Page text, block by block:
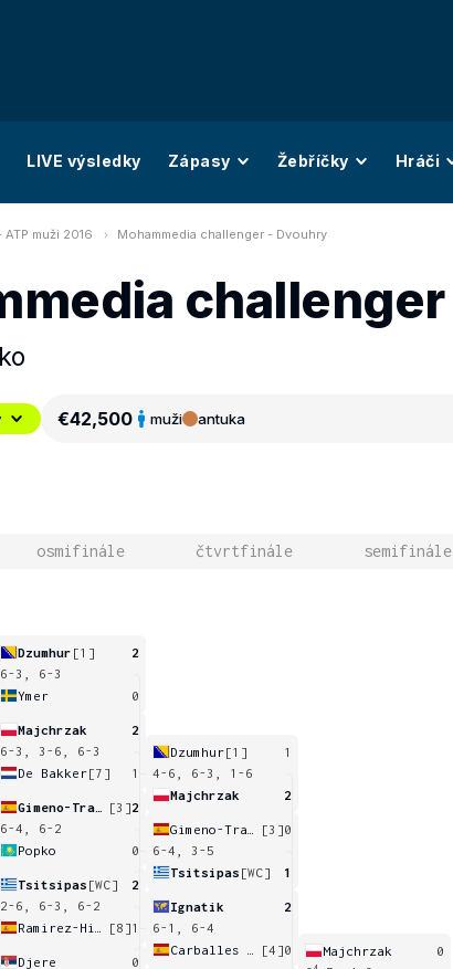
LIVE výsledky Zápasy Žebříčky Hráči
ATP muži 2016 Mohammedia challenger - Dvouhry
challenger
€42,500 muži antuka
osmifinále čtvrtfinále semifinále
Dzumhur [1]
2
6-3, 6-3
Ymer
0
Majchrzak
2
6-3, 3-6, 6-3
De Bakker[7] 1
[3]2
6-4, 6-2
Popko
0
Tsitsipas [WC]
2
2-6, 6-3, 6-2
[8]1
Djere
0
Dzumhur[1]
1
4-6, 6-3, 1-6
Majchrzak
2
[3]0
6-4, 3-5
Tsitsipas [WC] 1
Ignatik
2
6-1, 6-4
[4]0 Majchrzak
0